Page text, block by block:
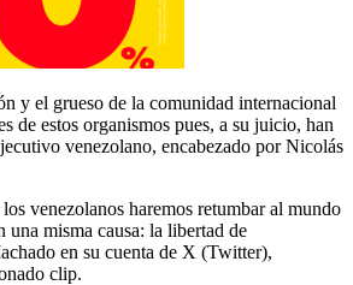
y el grueso de la comunidad internacional
de estos organismos pues, a su juicio, han
venezolano, encabezado por Nicolás
venezolanos haremos retumbar al mundo
una misma causa: la libertad de
en su cuenta de X (Twitter),
clip.